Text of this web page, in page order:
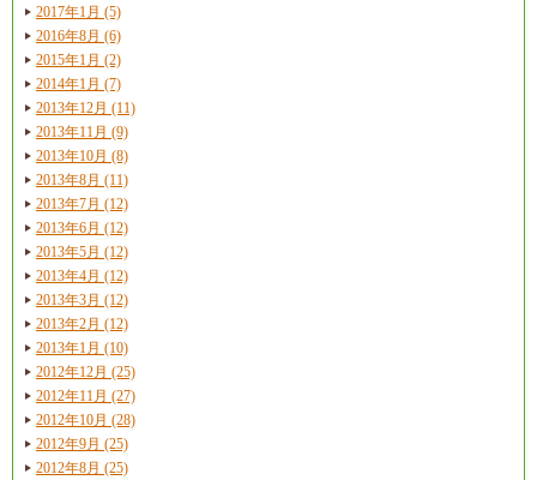
2017年1月 (5)
2016年8月 (6)
2015年1月 (2)
2014年1月 (7)
2013年12月 (11)
2013年11月 (9)
2013年10月 (8)
2013年8月 (11)
2013年7月 (12)
2013年6月 (12)
2013年5月 (12)
2013年4月 (12)
2013年3月 (12)
2013年2月 (12)
2013年1月 (10)
2012年12月 (25)
2012年11月 (27)
2012年10月 (28)
2012年9月 (25)
2012年8月 (25)